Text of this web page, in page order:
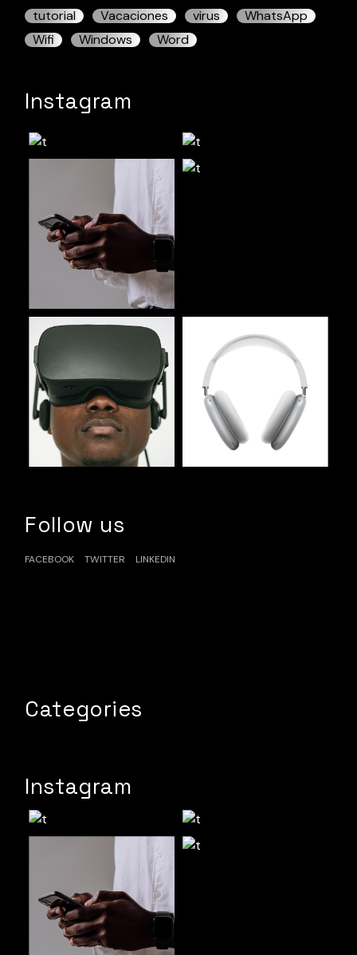
tutorial Vacaciones virus
WhatsApp
Wifi
Windows Word
Instagram
Follow us
FACEBOOK TWITTER LINKEDIN
Categories
Instagram